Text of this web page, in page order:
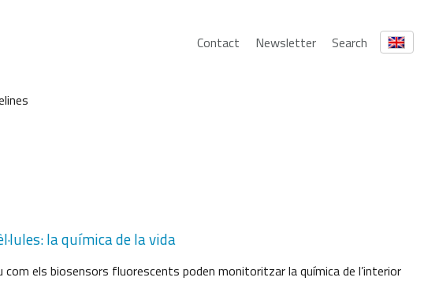
Contact Newsletter Search
la química de la vida
com els biosensors fluorescents poden monitoritzar la química de l’interior